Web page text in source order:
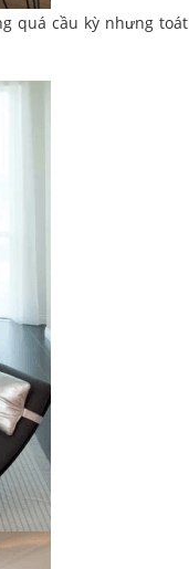
quá cầu kỳ nhưng toát